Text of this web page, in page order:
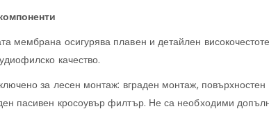
мембрана осигурява плавен и детайлен
качество.
за лесен монтаж: вграден монтаж,
пасивен кросоувър филтър. Не са необходими